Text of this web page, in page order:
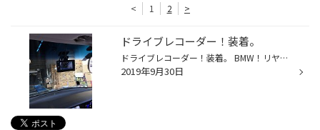
< 1 2 >
ドライブレコーダー！装着。
ドライブレコーダー！装着。 BMW！リヤカメラも！ これでより安心ですね。
2019年9月30日